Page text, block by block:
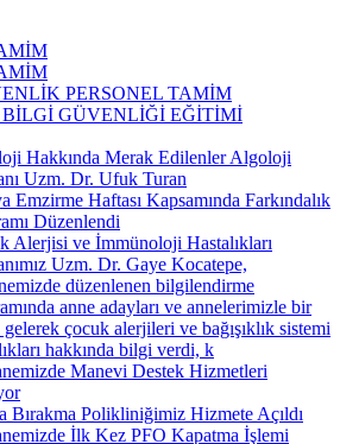
PERSONEL TAMİM
BİLGİ GÜVENLİĞİ EĞİTİMİ
Hakkında Merak Edilenler Algoloji
Uzm. Dr. Ufuk Turan
Emzirme Haftası Kapsamında Farkındalık
Düzenlendi
Alerjisi ve İmmünoloji Hastalıkları
Uzm. Dr. Gaye Kocatepe,
düzenlenen bilgilendirme
anne adayları ve annelerimizle bir
gelerek çocuk alerjileri ve bağışıklık sistemi
hakkında bilgi verdi, k
Manevi Destek Hizmetleri
Bırakma Polikliniğimiz Hizmete Açıldı
İlk Kez PFO Kapatma İşlemi